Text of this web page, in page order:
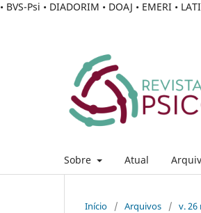
• BVS-Psi • DIADORIM • DOAJ • EMERI •
Sobre Atual
Início / Arquivos / v. 26